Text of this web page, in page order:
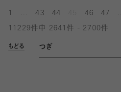
43 44 46 47
11229件中 2641件 - 2700件
もどる つぎ